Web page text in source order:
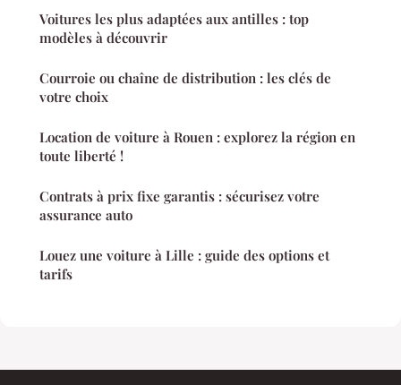
Voitures les plus adaptées aux antilles : top
modèles à découvrir
Courroie ou chaîne de distribution : les clés de
votre choix
Location de voiture à Rouen : explorez la région en
toute liberté !
Contrats à prix fixe garantis : sécurisez votre
assurance auto
Louez une voiture à Lille : guide des options et
tarifs